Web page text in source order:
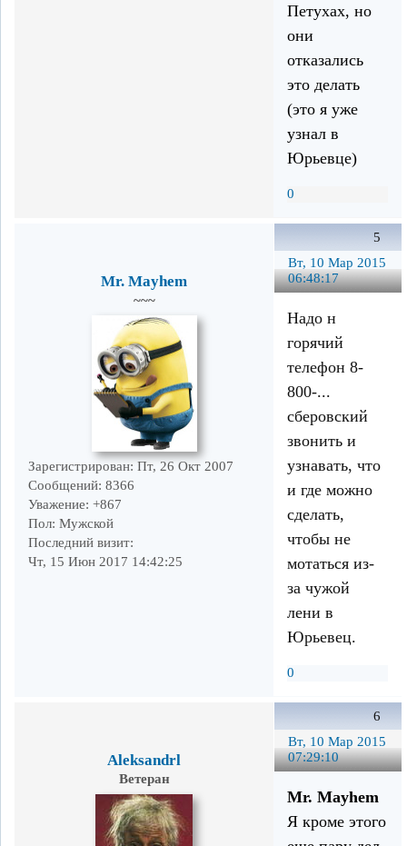
Петухах, но
они
отказались
это делать
(это я уже
узнал в
Юрьевце)
0
5
Вт, 10 Мар 2015
06:48:17
Mr. Mayhem
~~~
Зарегистрирован: Пт, 26 Окт 2007
Сообщений: 8366
Уважение: +867
Пол: Мужской
Последний визит:
Чт, 15 Июн 2017 14:42:25
Надо н
горячий
телефон 8-
800-...
сберовский
звонить и
узнавать, что
и где можно
сделать,
чтобы не
мотаться из-
за чужой
лени в
Юрьевец.
0
6
Вт, 10 Мар 2015
07:29:10
Aleksandrl
Ветеран
Mr. Mayhem
Я кроме этого